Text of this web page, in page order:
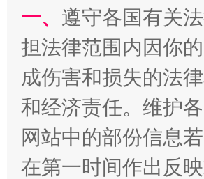
“刷贴”乱象丛生
一、 遵守各国有关
担法律范围内因你
成伤害和损失的法
和经济责任。维护
网站中的部份信息
在第一时间作出反